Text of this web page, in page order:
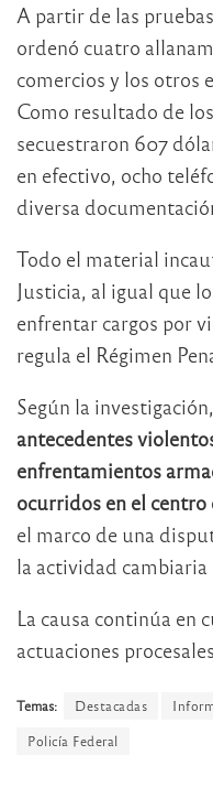
A partir de las
ordenó cuatro
comercios y los otros
Como resultado de
secuestraron 607
en efectivo, ocho
diversa
Todo el material
Justicia, al igual que
enfrentar cargos por
regula el Régimen
Según la investigación,
antecedentes
enfrentamientos
ocurridos en el
el marco de una
la actividad cambiaria
La causa continúa en
actuaciones
Temas: Destacadas
Policía Federal